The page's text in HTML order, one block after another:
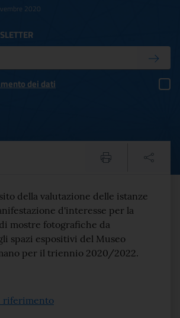
2020
dei dati
valutazione
comunicato
della valutazione delle istanze
d'interesse per la
mostre fotografiche da
spazi espositivi del Museo
per il triennio 2020/2022.
riferimento